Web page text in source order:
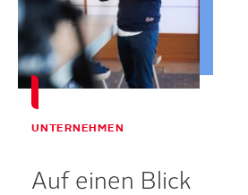
UNTERNEHMEN
Auf einen Blick